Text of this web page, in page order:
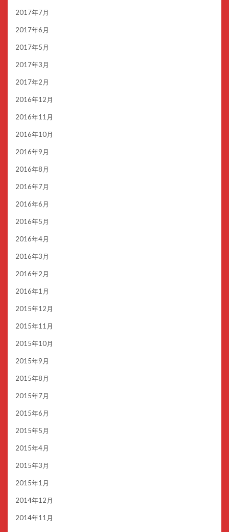
2017年7月
2017年6月
2017年5月
2017年3月
2017年2月
2016年12月
2016年11月
2016年10月
2016年9月
2016年8月
2016年7月
2016年6月
2016年5月
2016年4月
2016年3月
2016年2月
2016年1月
2015年12月
2015年11月
2015年10月
2015年9月
2015年8月
2015年7月
2015年6月
2015年5月
2015年4月
2015年3月
2015年1月
2014年12月
2014年11月